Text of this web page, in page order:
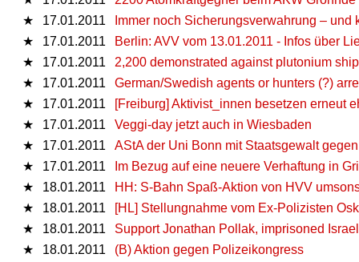
★
17.01.2011
Immer noch Sicherungsverwahrung – und
★
17.01.2011
Berlin: AVV vom 13.01.2011 - Infos über
★
17.01.2011
2,200 demonstrated against plutonium
★
17.01.2011
German/Swedish agents or hunters (?)
★
17.01.2011
[Freiburg] Aktivist_innen besetzen erneut
★
17.01.2011
Veggi-day jetzt auch in Wiesbaden
★
17.01.2011
AStA der Uni Bonn mit Staatsgewalt
★
17.01.2011
Im Bezug auf eine neuere Verhaftung in
★
18.01.2011
HH: S-Bahn Spaß-Aktion von HVV
★
18.01.2011
[HL] Stellungnahme vom Ex-Polizisten
★
18.01.2011
Support Jonathan Pollak, imprisoned
★
18.01.2011
(B) Aktion gegen Polizeikongress